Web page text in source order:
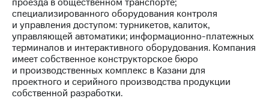
ПАО
"МТС"
Собрания
акционеров
Личный
кабинет
акционера
Акционерный
капитал
специализированного оборудования контроля
и управления доступом: турникетов, калиток,
управляющей автоматики; информационно-платежных
терминалов и интерактивного оборудования. Компания
имеет собственное конструкторское бюро
и производственных комплекс в Казани для
проектного и серийного производства продукции
собственной разработки.